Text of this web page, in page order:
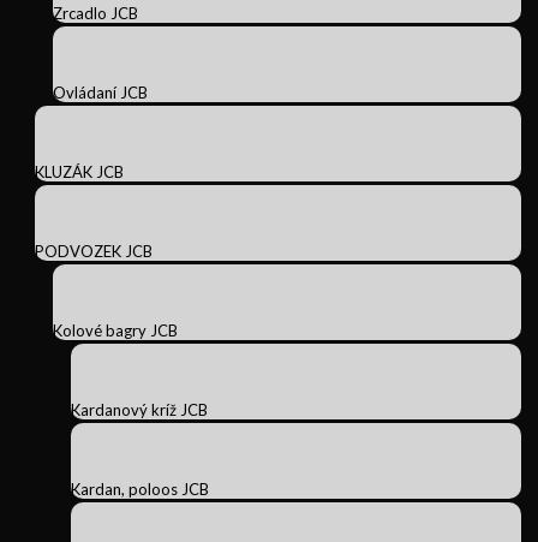
Zrcadlo JCB
Ovládaní JCB
KLUZÁK JCB
PODVOZEK JCB
Kolové bagry JCB
Kardanový kríž JCB
Kardan, poloos JCB